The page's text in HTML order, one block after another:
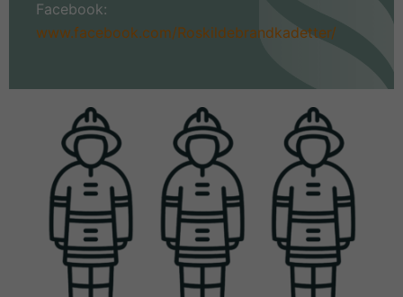
Facebook:
www.facebook.com/Roskildebrandkadetter/